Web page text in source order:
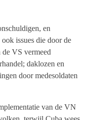
en
issues die door de
VS vermeed
daklozen en
door medesoldaten
van de VN